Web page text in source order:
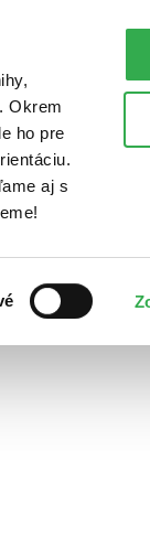
Okrem
ho pre
aj s